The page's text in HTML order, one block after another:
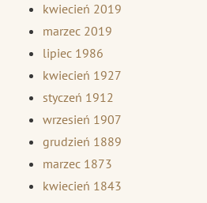
kwiecień 2019
marzec 2019
lipiec 1986
kwiecień 1927
styczeń 1912
wrzesień 1907
grudzień 1889
marzec 1873
kwiecień 1843